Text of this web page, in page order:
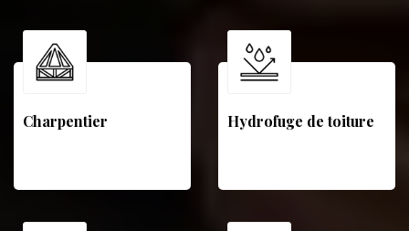
Charpentier Hydrofuge de toiture